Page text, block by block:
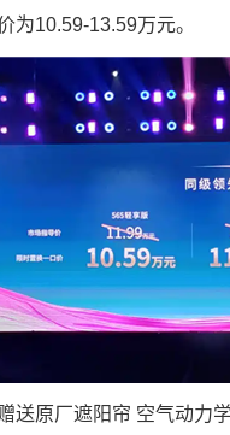
为10.59-13.59万元。
送原厂遮阳帘 空气动力